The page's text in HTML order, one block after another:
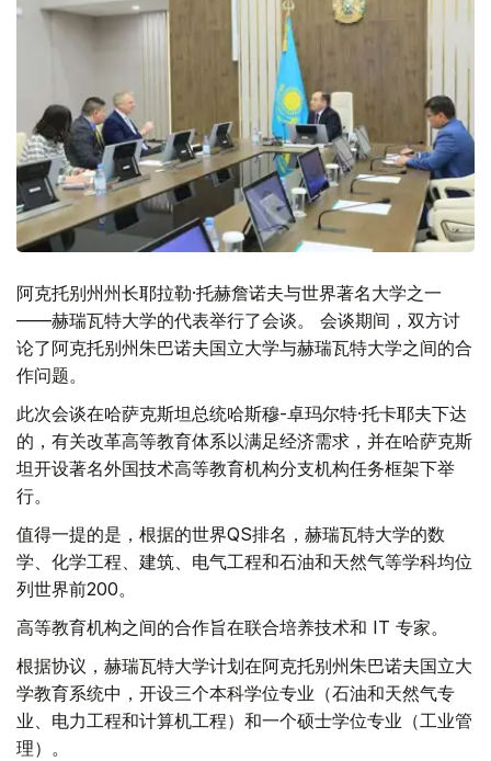
阿克托别州州长耶拉勒·托赫詹诺夫与世界著名大学之一
——赫瑞瓦特大学的代表举行了会谈。 会谈期间，双方讨
论了阿克托别州朱巴诺夫国立大学与赫瑞瓦特大学之间的合
作问题。
此次会谈在哈萨克斯坦总统哈斯穆-卓玛尔特·托卡耶夫下达
的，有关改革高等教育体系以满足经济需求，并在哈萨克斯
坦开设著名外国技术高等教育机构分支机构任务框架下举
行。
值得一提的是，根据的世界QS排名，赫瑞瓦特大学的数
学、化学工程、建筑、电气工程和石油和天然气等学科均位
列世界前200。
高等教育机构之间的合作旨在联合培养技术和 IT 专家。
根据协议，赫瑞瓦特大学计划在阿克托别州朱巴诺夫国立大
学教育系统中，开设三个本科学位专业（石油和天然气专
业、电力工程和计算机工程）和一个硕士学位专业（工业管
理）。